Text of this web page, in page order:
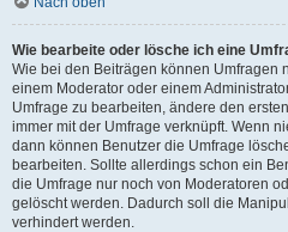
Wie bearbeite oder lösche ich eine
Wie bei den Beiträgen können Umfragen
einem Moderator oder einem
Umfrage zu bearbeiten, ändere den
immer mit der Umfrage verknüpft. Wenn
dann können Benutzer die Umfrage
bearbeiten. Sollte allerdings schon ein
die Umfrage nur noch von Moderatoren
gelöscht werden. Dadurch soll die
verhindert werden.